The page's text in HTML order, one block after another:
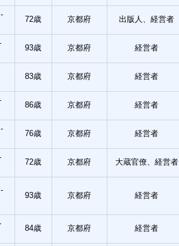
72歳 京都府 出版人、経営者
93歳 京都府 経営者
83歳 京都府 経営者
86歳 京都府 経営者
76歳 京都府 経営者
72歳 京都府 大蔵官僚、経営者
93歳 京都府 経営者
84歳 京都府 経営者